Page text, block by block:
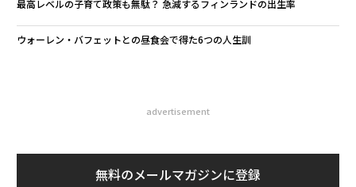
最高レベルの子育て政策も無駄？ 急減するフィンランドの出生率
ウォーレン・バフェットとの昼食会で得た6つの人生訓
advertisement
無料のメールマガジンに登録